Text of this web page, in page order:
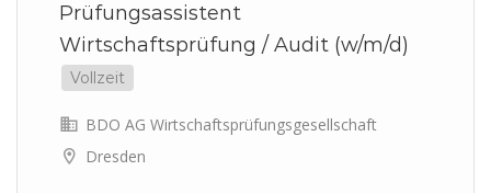
Prüfungsassistent
Wirtschaftsprüfung / Audit (w/m/d)
Vollzeit
BDO AG Wirtschaftsprüfungsgesellschaft
Dresden